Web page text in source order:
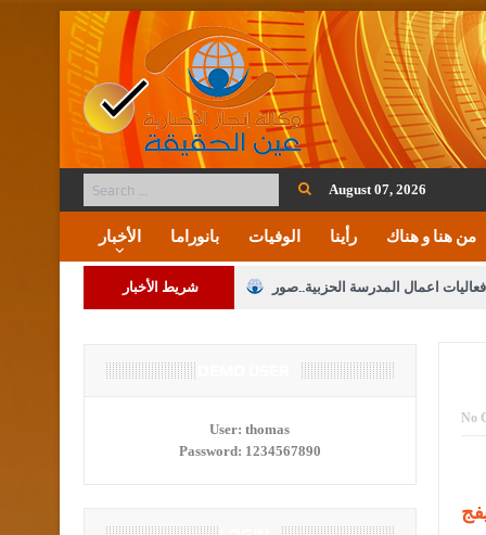
August 07, 2026
الأخبار بانوراما الوفيات رأينا من هنا و هناك
شريط الأخبار اعمال المدرسة الحزبية..صور
تعديل قانون الملكية العقارية
إلى مراجعة منصة خدمة العلم
فريحات.. مبارك ومزيدا من التوفيق
No
User: thomas
Password: 1234567890